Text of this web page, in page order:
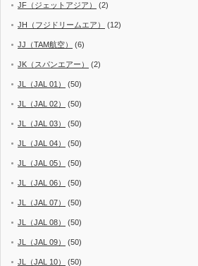
JF（ジェットアジア） (2)
JH（フジドリームエア） (12)
JJ（TAM航空） (6)
JK（スパンエアー） (2)
JL（JAL 01） (50)
JL（JAL 02） (50)
JL（JAL 03） (50)
JL（JAL 04） (50)
JL（JAL 05） (50)
JL（JAL 06） (50)
JL（JAL 07） (50)
JL（JAL 08） (50)
JL（JAL 09） (50)
JL（JAL 10） (50)